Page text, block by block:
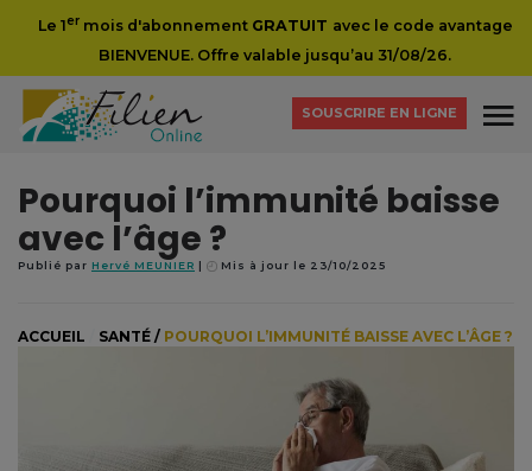
Le 1ermois d'abonnement GRATUIT avec le code avantage
BIENVENUE. Offre valable jusqu’au 31/08/26.
SOUSCRIRE EN LIGNE
Publié par Hervé MEUNIER Mis à jour le 23/10/2025
Pourquoi l’immunité baisse
avec l’âge ?
ACCUEIL SANTÉ / POURQUOI L’IMMUNITÉ BAISSE AVEC L’ÂGE ?